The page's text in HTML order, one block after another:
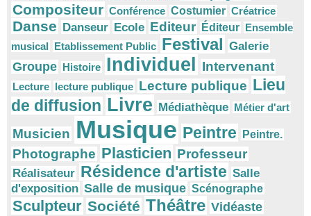
Compositeur Conférence Costumier Créatrice
Danse Danseur Ecole Editeur Éditeur Ensemble
musical Etablissement Public Festival Galerie
Groupe Histoire Individuel Intervenant
Lecture lecture publique Lecture publique Lieu
de diffusion Livre Médiathèque Métier d'art
Musicien Musique Peintre Peintre.
Photographe Plasticien Professeur
Réalisateur Résidence d'artiste Salle
d'exposition Salle de musique Scénographe
Sculpteur Société Théâtre Vidéaste